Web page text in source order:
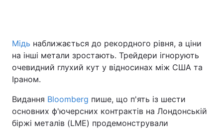
Мідь наближається до рекордного рівня, а ціни
на інші метали зростають. Трейдери ігнорують
очевидний глухий кут у відносинах між США та
Іраном.
Видання Bloomberg пише, що п'ять із шести
основних ф'ючерсних контрактів на Лондонській
біржі металів (LME) продемонстрували